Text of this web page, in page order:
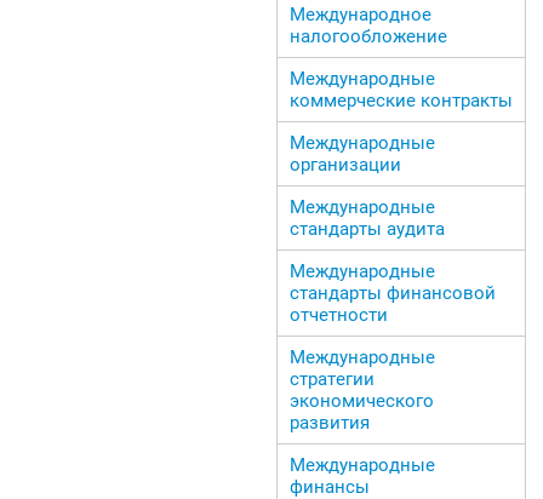
Международное
налогообложение
Международные
коммерческие контракты
Международные
организации
Международные
стандарты аудита
Международные
стандарты финансовой
отчетности
Международные
стратегии
экономического
развития
Международные
финансы